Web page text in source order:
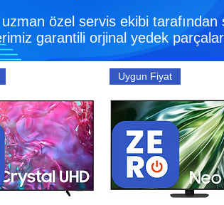
özel servis ekibi tarafından
garantili orjinal yedek
Uygun Fiyat